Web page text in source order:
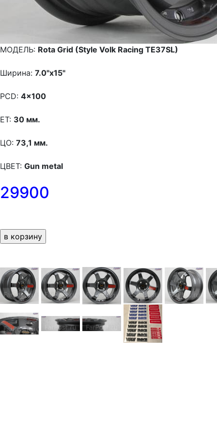
МОДЕЛЬ: Rota Grid (Style Volk Racing TE37SL)
Ширина: 7.0"x15"
PCD: 4x100
ET: 30 мм.
ЦО: 73,1 мм.
ЦВЕТ: Gun metal
29900